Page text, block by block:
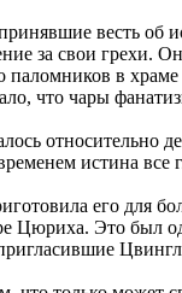
весть об
за свои грехи.
паломников в
что чары
относительно
истина все
его для
Цюриха. Это был